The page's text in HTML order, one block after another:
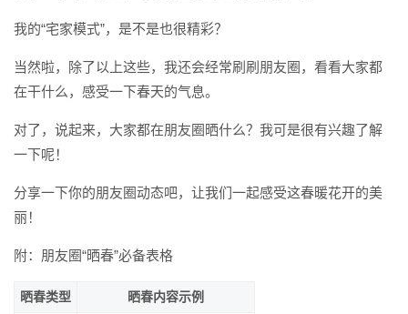
我的“宅家模式”，是不是也很精彩？
当然啦，除了以上这些，我还会经常刷刷朋友圈，看看大家都
在干什么，感受一下春天的气息。
对了，说起来，大家都在朋友圈晒什么？我可是很有兴趣了解
一下呢！
分享一下你的朋友圈动态吧，让我们一起感受这春暖花开的美
丽！
附：朋友圈“晒春”必备表格
晒春类型 晒春内容示例